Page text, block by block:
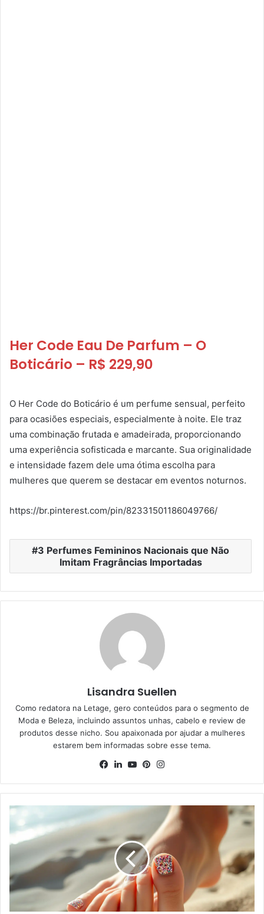
Her Code Eau De Parfum – O
Boticário – R$ 229,90
O Her Code do Boticário é um perfume sensual, perfeito
para ocasiões especiais, especialmente à noite. Ele traz
uma combinação frutada e amadeirada, proporcionando
uma experiência sofisticada e marcante. Sua originalidade
e intensidade fazem dele uma ótima escolha para
mulheres que querem se destacar em eventos noturnos.
https://br.pinterest.com/pin/82331501186049766/
3 Perfumes Femininos Nacionais que Não
Imitam Fragrâncias Importadas
Lisandra Suellen
Como redatora na Letage, gero conteúdos para o segmento de
Moda e Beleza, incluindo assuntos unhas, cabelo e review de
produtos desse nicho. Sou apaixonada por ajudar a mulheres
estarem bem informadas sobre esse tema.
Facebook
Linkedin
YouTubePinterest